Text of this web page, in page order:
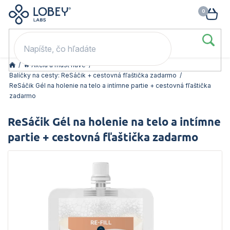
Prejsť
obsah
kódom LOB20 (nad 80 eur). 👉
/ 🔥 Akcia a must have /
Balíčky na cesty: ReSáčik + cestovná fľaštička zadarmo /
ReSáčik Gél na holenie na telo a intímne partie + cestovná fľaštička
zadarmo
ReSáčik Gél na holenie na telo a intímne
partie + cestovná fľaštička zadarmo